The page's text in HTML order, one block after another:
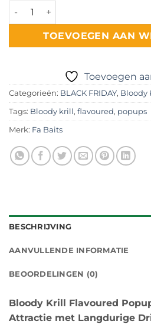
Bloody Krill Flavoured Popups
TOEVOEGEN AAN
Toevoegen
Categorieën: BLACK FRIDAY, Bloody
Tags: Bloody krill, flavoured, popups
Merk: Fa Baits
BESCHRIJVING
AANVULLENDE INFORMATIE
BEOORDELINGEN (0)
Bloody Krill Flavoured
Attractie met Langdurige